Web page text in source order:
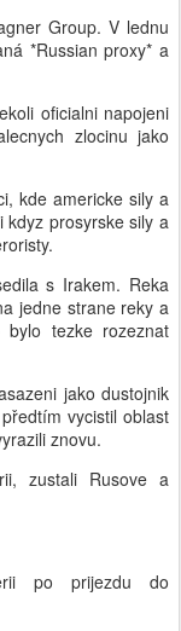
Group. V lednu
*Russian proxy* a
oficialni napojeni
zlocinu jako
kde americke sily a
kdyz prosyrske sily a
s Irakem. Reka
jedne strane reky a
tezke rozeznat
jako dustojnik
vycistil oblast
znovu.
zustali Rusove a
po prijezdu do